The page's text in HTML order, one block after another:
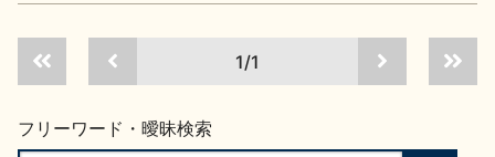
1/1
フリーワード・曖昧検索